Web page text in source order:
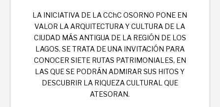
LA INICIATIVA DE LA CChC OSORNO PONE EN
VALOR LA ARQUITECTURA Y CULTURA DE LA
CIUDAD MÁS ANTIGUA DE LA REGIÓN DE LOS
LAGOS. SE TRATA DE UNA INVITACIÓN PARA
CONOCER SIETE RUTAS PATRIMONIALES, EN
LAS QUE SE PODRÁN ADMIRAR SUS HITOS Y
DESCUBRIR LA RIQUEZA CULTURAL QUE
ATESORAN.